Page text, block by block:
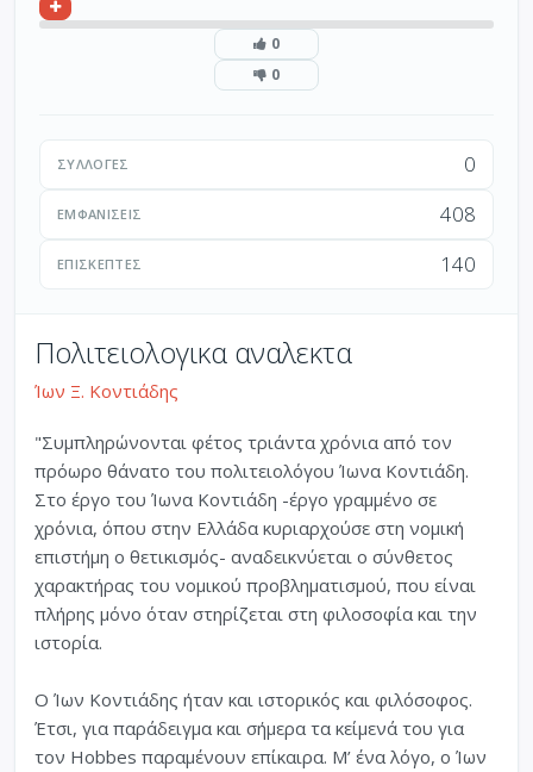
0
0
ΣΥΛΛΟΓΈΣ 0
ΕΜΦΑΝΊΣΕΙΣ 408
ΕΠΙΣΚΈΠΤΕΣ 140
Πολιτειολογικα αναλεκτα
Ίων Ξ. Κοντιάδης
"Συμπληρώνονται φέτος τριάντα χρόνια από τον
πρόωρο θάνατο του πολιτειολόγου Ίωνα Κοντιάδη.
Στο έργο του Ίωνα Κοντιάδη -έργο γραμμένο σε
χρόνια, όπου στην Ελλάδα κυριαρχούσε στη νομική
επιστήμη ο θετικισμός- αναδεικνύεται ο σύνθετος
χαρακτήρας του νομικού προβληματισμού, που είναι
πλήρης μόνο όταν στηρίζεται στη φιλοσοφία και την
ιστορία.
Ο Ίων Κοντιάδης ήταν και ιστορικός και φιλόσοφος.
Έτσι, για παράδειγμα και σήμερα τα κείμενά του για
τον Hobbes παραμένουν επίκαιρα. Μ’ ένα λόγο, ο Ίων